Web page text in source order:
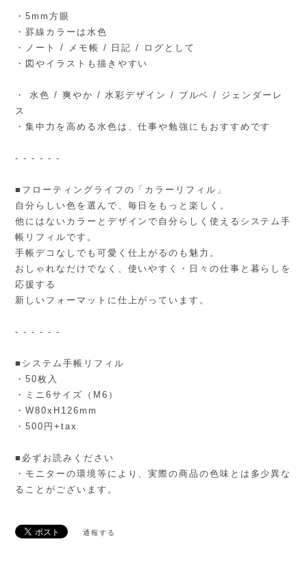
・5mm方眼
・罫線カラーは水色
・ノート / メモ帳 / 日記 / ログとして
・図やイラストも描きやすい
・ 水色 / 爽やか / 水彩デザイン / ブルベ / ジェンダーレ
ス
・集中力を高める水色は、仕事や勉強にもおすすめです
- - - - - -
■フローティングライフの「カラーリフィル」
自分らしい色を選んで、毎日をもっと楽しく。
他にはないカラーとデザインで自分らしく使えるシステム手
帳リフィルです。
手帳デコなしでも可愛く仕上がるのも魅力。
おしゃれなだけでなく、使いやすく・日々の仕事と暮らしを
応援する
新しいフォーマットに仕上がっています。
- - - - - -
■システム手帳リフィル
・50枚入
・ミニ6サイズ（M6）
・W80xH126mm
・500円+tax
■必ずお読みください
・モニターの環境等により、実際の商品の色味とは多少異な
ることがございます。
通報する